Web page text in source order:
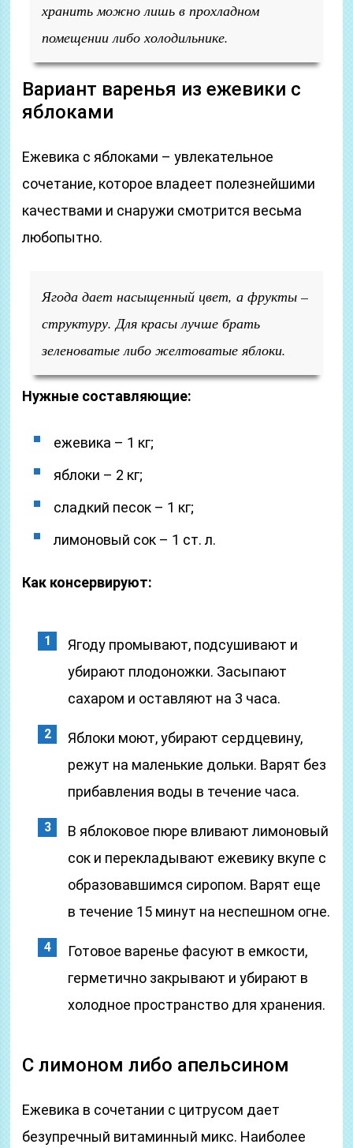
хранить можно лишь в прохладном
помещении либо холодильнике.
Вариант варенья из ежевики с
яблоками
Ежевика с яблоками – увлекательное
сочетание, которое владеет полезнейшими
качествами и снаружи смотрится весьма
любопытно.
Ягода дает насыщенный цвет, а фрукты –
структуру. Для красы лучше брать
зеленоватые либо желтоватые яблоки.
Нужные составляющие:
ежевика – 1 кг;
яблоки – 2 кг;
сладкий песок – 1 кг;
лимоновый сок – 1 ст. л.
Как консервируют:
Ягоду промывают, подсушивают и
убирают плодоножки. Засыпают
сахаром и оставляют на 3 часа.
Яблоки моют, убирают сердцевину,
режут на маленькие дольки. Варят без
прибавления воды в течение часа.
В яблоковое пюре вливают лимоновый
сок и перекладывают ежевику вкупе с
образовавшимся сиропом. Варят еще
в течение 15 минут на неспешном огне.
Готовое варенье фасуют в емкости,
герметично закрывают и убирают в
холодное пространство для хранения.
С лимоном либо апельсином
Ежевика в сочетании с цитрусом дает
безупречный витаминный микс. Наиболее